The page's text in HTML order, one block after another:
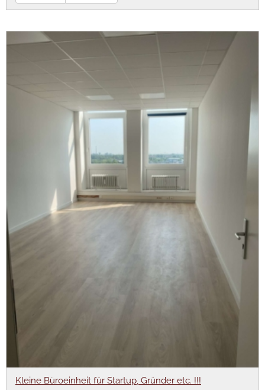
Kleine Büroeinheit für Startup, Gründer etc. !!!